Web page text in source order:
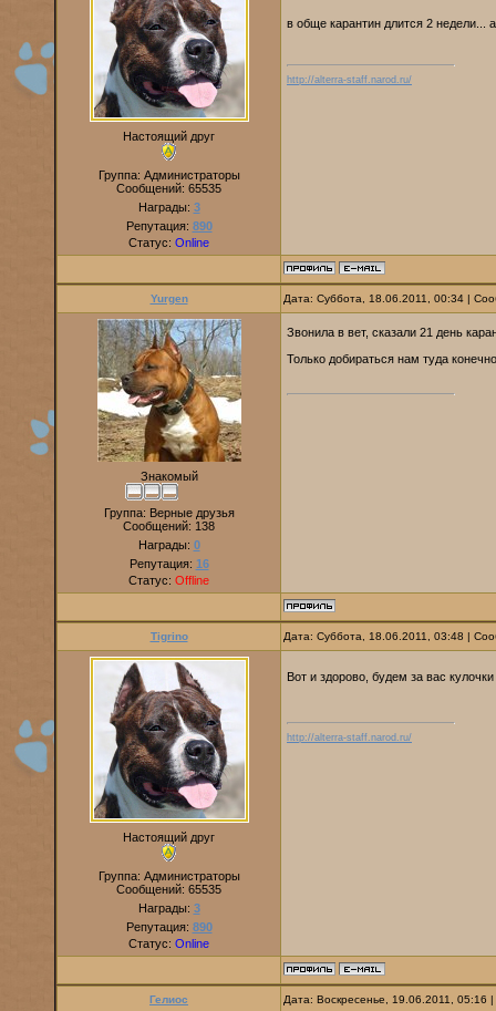
Настоящий друг
Группа: Администраторы
Сообщений: 65535
Награды: 3
Репутация: 890
Статус: Online
в обще карантин длится 2 недели...
http://alterra-staff.narod.ru/
Yurgen Дата: Суббота, 18.06.2011, 00:34 |
Знакомый
Группа: Верные друзья
Сообщений: 138
Награды: 0
Репутация: 16
Статус: Offline
Звонила в вет, сказали 21 день
Только добираться нам туда
Tigrino Дата: Суббота, 18.06.2011, 03:48 |
Настоящий друг
Группа: Администраторы
Сообщений: 65535
Награды: 3
Репутация: 890
Статус: Online
Вот и здорово, будем за вас
http://alterra-staff.narod.ru/
Гелиос Дата: Воскресенье, 19.06.2011,